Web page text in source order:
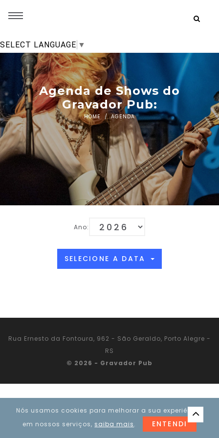
Nós usamos cookies para melhorar a sua experiência
em nossos serviços, saiba mais. ENTENDI
SELECT LANGUAGE ▼
Agenda de Shows do
Gravador Pub:
HOME AGENDA
Ano:
SELECIONE A DATA
Rua Ernesto da Fontoura, 962 - São Geraldo, Porto Alegre -
RS
© 2026 - Gravador Pub